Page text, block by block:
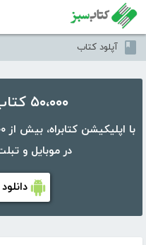
آپلود کتاب
۵۰،۰۰۰ کتاب در موبایل شما
در موبایل و